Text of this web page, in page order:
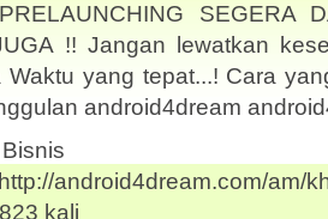
SEGERA
!! Jangan lewatkan
yang tepat...! Cara
android4dream
android4dream.com/am/
kali